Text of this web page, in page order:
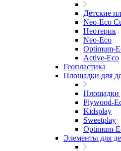
Детские
Neo-Eco
Неотерик
Neo-Eco
Оptimum-
Active-Eco
Геопластика
Площадки для
Площадки
Plywood-
Kidsplay
Sweetplay
Оptimum-
Элементы для